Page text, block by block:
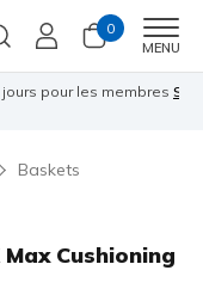
0
MENU
membres S'inscrire⭐
Baskets
Cushioning